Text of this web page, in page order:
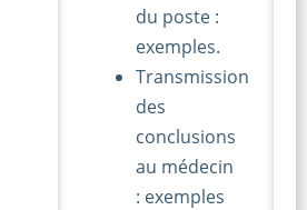
du poste :
exemples.
Transmission
des
conclusions
au médecin
: exemples